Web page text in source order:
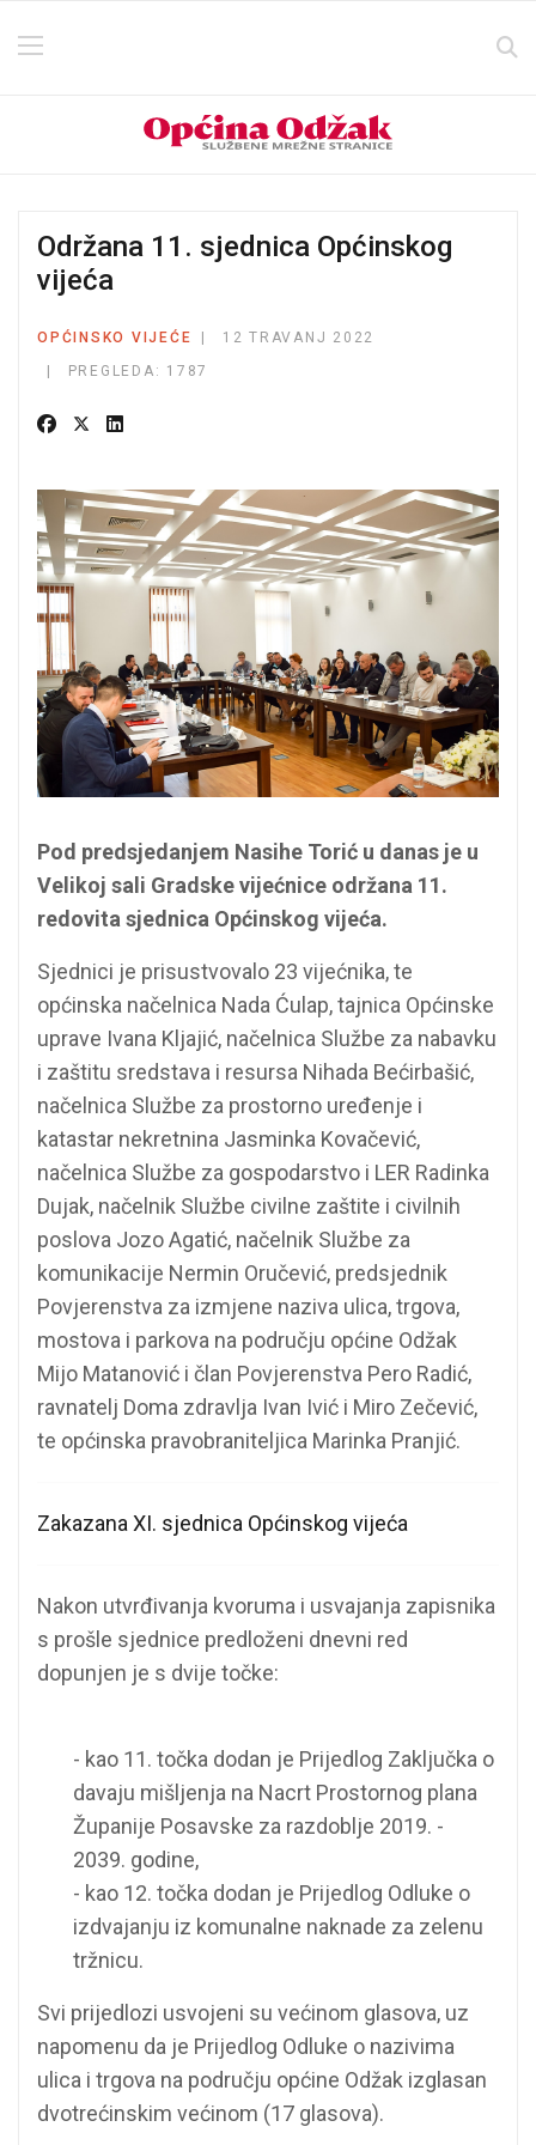
Održana 11. sjednica Općinskog
vijeća
OPĆINSKO VIJEĆE
12 TRAVANJ 2022
PREGLEDA: 1787
Pod predsjedanjem Nasihe Torić u danas je u
Velikoj sali Gradske vijećnice održana 11.
redovita sjednica Općinskog vijeća.
Sjednici je prisustvovalo 23 vijećnika, te
općinska načelnica Nada Ćulap, tajnica Općinske
uprave Ivana Kljajić, načelnica Službe za nabavku
i zaštitu sredstava i resursa Nihada Bećirbašić,
načelnica Službe za prostorno uređenje i
katastar nekretnina Jasminka Kovačević,
načelnica Službe za gospodarstvo i LER Radinka
Dujak, načelnik Službe civilne zaštite i civilnih
poslova Jozo Agatić, načelnik Službe za
komunikacije Nermin Oručević, predsjednik
Povjerenstva za izmjene naziva ulica, trgova,
mostova i parkova na području općine Odžak
Mijo Matanović i član Povjerenstva Pero Radić,
ravnatelj Doma zdravlja Ivan Ivić i Miro Zečević,
te općinska pravobraniteljica Marinka Pranjić.
Zakazana XI. sjednica Općinskog vijeća
Nakon utvrđivanja kvoruma i usvajanja zapisnika
s prošle sjednice predloženi dnevni red
dopunjen je s dvije točke:
- kao 11. točka dodan je Prijedlog Zaključka o
davaju mišljenja na Nacrt Prostornog plana
Županije Posavske za razdoblje 2019. -
2039. godine,
- kao 12. točka dodan je Prijedlog Odluke o
izdvajanju iz komunalne naknade za zelenu
tržnicu.
Svi prijedlozi usvojeni su većinom glasova, uz
napomenu da je Prijedlog Odluke o nazivima
ulica i trgova na području općine Odžak izglasan
dvotrećinskim većinom (17 glasova).